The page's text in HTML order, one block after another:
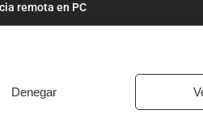
Denegar
remota en PC
info@daemon4.com